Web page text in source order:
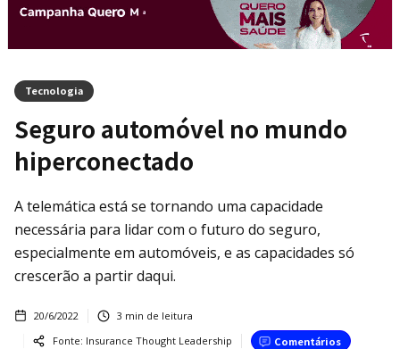
Tecnologia
Seguro automóvel no mundo
hiperconectado
A telemática está se tornando uma capacidade
necessária para lidar com o futuro do seguro,
especialmente em automóveis, e as capacidades só
crescerão a partir daqui.
20/6/2022 3 min de leitura
Fonte: Insurance Thought Leadership Comentários